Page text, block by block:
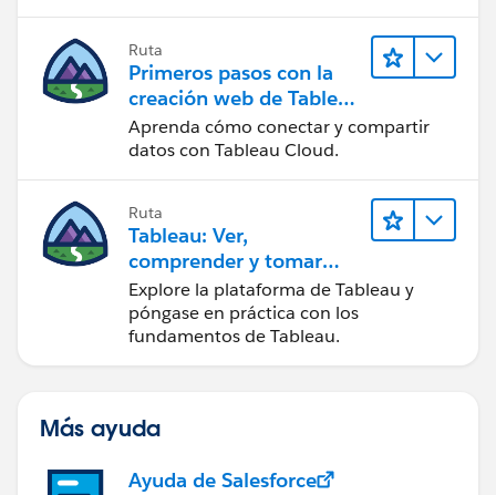
Ruta
Primeros pasos con la
creación web de Tableau
Cloud
Aprenda cómo conectar y compartir
datos con Tableau Cloud.
Ruta
Tableau: Ver,
comprender y tomar
medidas a partir de los
datos
Explore la plataforma de Tableau y
póngase en práctica con los
fundamentos de Tableau.
Más ayuda
Ayuda de Salesforce